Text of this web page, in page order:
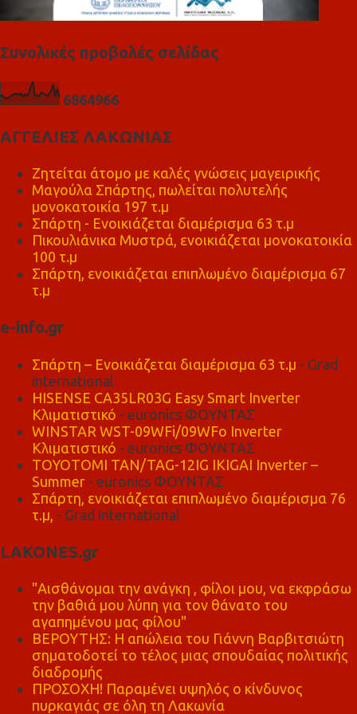
Συνολικές προβολές σελίδας
6864966
ΑΓΓΕΛΙΕΣ ΛΑΚΩΝΙΑΣ
Ζητείται άτομο με καλές γνώσεις μαγειρικής
Μαγούλα Σπάρτης, πωλείται πολυτελής
μονοκατοικία 197 τ.μ
Σπάρτη - Ενοικιάζεται διαμέρισμα 63 τ.μ
Πικουλιάνικα Μυστρά, ενοικιάζεται μονοκατοικία
100 τ.μ
Σπάρτη, ενοικιάζεται επιπλωμένο διαμέρισμα 67
τ.μ
e-info.gr
Σπάρτη – Ενοικιάζεται διαμέρισμα 63 τ.μ - Grad
international
HISENSE CA35LR03G Easy Smart Inverter
Κλιματιστικό - euronics ΦΟΥΝΤΑΣ
WINSTAR WST-09WFi/09WFo Inverter
Κλιματιστικό - euronics ΦΟΥΝΤΑΣ
TOYOTOMI TAN/TAG-12IG IKIGAI Inverter –
Summer - euronics ΦΟΥΝΤΑΣ
Σπάρτη, ενοικιάζεται επιπλωμένο διαμέρισμα 76
τ.μ, - Grad international
LAKONES.gr
"Αισθάνομαι την ανάγκη , φίλοι μου, να εκφράσω
την βαθιά μου λύπη για τον θάνατο του
αγαπημένου μας φίλου"
ΒΕΡΟΥΤΗΣ: Η απώλεια του Γιάννη Βαρβιτσιώτη
σηματοδοτεί το τέλος μιας σπουδαίας πολιτικής
διαδρομής
ΠΡΟΣΟΧΗ! Παραμένει υψηλός ο κίνδυνος
πυρκαγιάς σε όλη τη Λακωνία